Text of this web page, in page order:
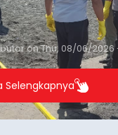
onThu, 08/06/2026
Selengkapnya